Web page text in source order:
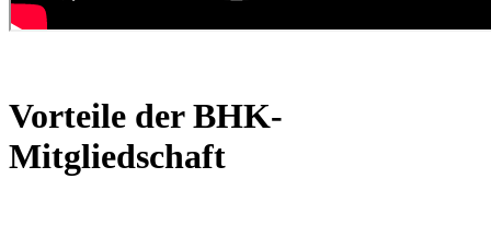
Vorteile der BHK-
Mitgliedschaft